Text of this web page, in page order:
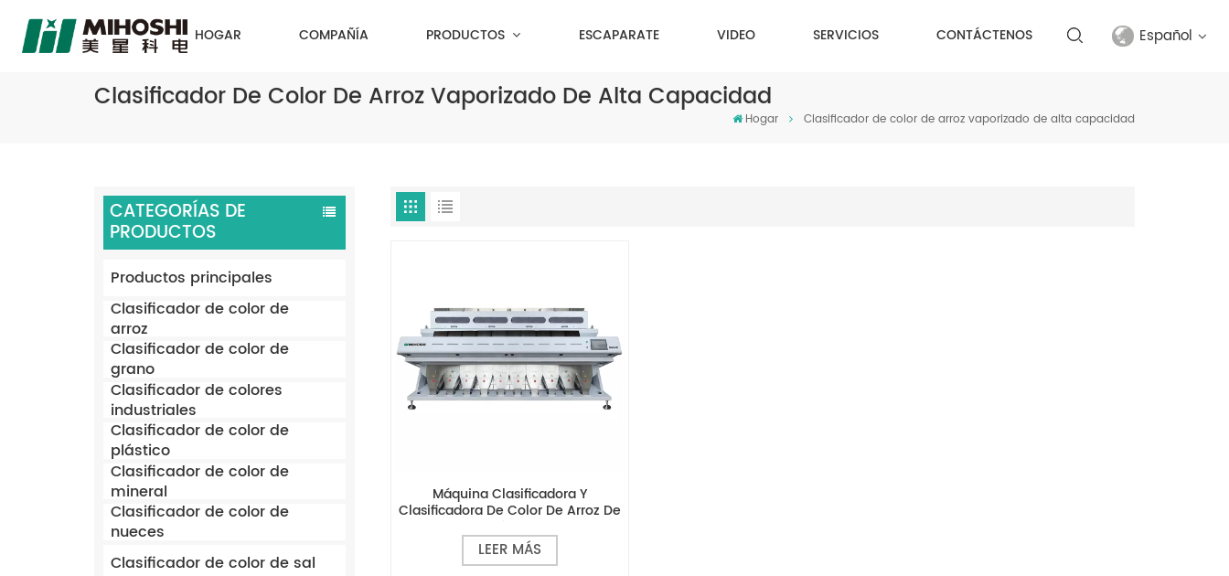
HOGAR COMPAÑÍA PRODUCTOS ESCAPARATE VIDEO SERVICIOS CONTÁCTENOS Español
English
Clasificador De Color De Arroz Vaporizado De Alta Capacidad
Hogar Clasificador de color de arroz vaporizado de alta capacidad
CATEGORÍAS DE
PRODUCTOS
Productos principales
Clasificador de color de
arroz
Clasificador de color de
grano
Clasificador de colores
industriales
Clasificador de color de
plástico
Clasificador de color de
mineral
Clasificador de color de
nueces
Clasificador de color de sal
Máquina Clasificadora Y
Clasificadora De Color De Arroz De
Precisión MR640
LEER MÁS